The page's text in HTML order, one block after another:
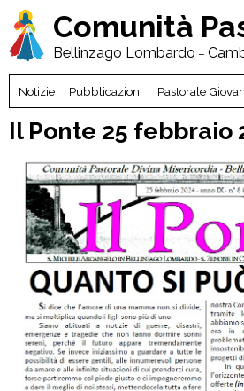
Comunità
Bellinzago Lombardo –
Notizie Pubblicazioni Pastorale
Il Ponte 25 febbraio